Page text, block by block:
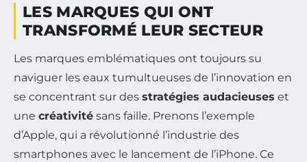
LES MARQUES QUI ONT
TRANSFORMÉ LEUR SECTEUR
Les marques emblématiques ont toujours su
naviguer les eaux tumultueuses de l’innovation en
se concentrant sur des stratégies audacieuses et
une créativité sans faille. Prenons l’exemple
d’Apple, qui a révolutionné l’industrie des
smartphones avec le lancement de l’iPhone. Ce